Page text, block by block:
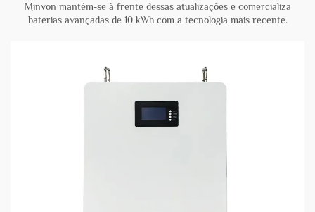
Minvon mantém-se à frente dessas atualizações e comercializa
baterias avançadas de 10 kWh com a tecnologia mais recente.